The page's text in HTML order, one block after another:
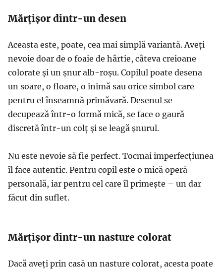
Mărțișor dintr-un desen
Aceasta este, poate, cea mai simplă variantă. Aveți
nevoie doar de o foaie de hârtie, câteva creioane
colorate și un șnur alb-roșu. Copilul poate desena
un soare, o floare, o inimă sau orice simbol care
pentru el înseamnă primăvară. Desenul se
decupează într-o formă mică, se face o gaură
discretă într-un colț și se leagă șnurul.
Nu este nevoie să fie perfect. Tocmai imperfecțiunea
îl face autentic. Pentru copil este o mică operă
personală, iar pentru cel care îl primește – un dar
făcut din suflet.
Mărțișor dintr-un nasture colorat
Dacă aveți prin casă un nasture colorat, acesta poate